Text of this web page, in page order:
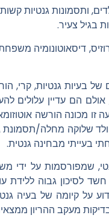
ותסמונות גנטיות
בגיל צעיר.
של בעיות גנטיות,
הם עדיין עלולים
לכך. תופעה זו מכונה
מלכתחילה סיכון בשיעור של כ-3%
בעייתי מבחינה גנטית.
שמפורסמות על ידי
לסיכון גבוה ללידת
על קיומה של בעיה
מעקב ההריון